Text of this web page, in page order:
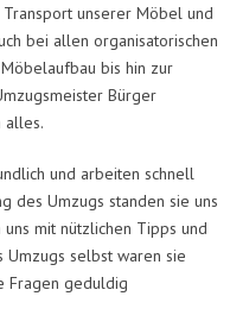
unserer Möbel und
bei allen organisatorischen
bis hin zur
Bürger
alles.
und arbeiten schnell
des Umzugs standen sie uns
mit nützlichen Tipps und
Umzugs selbst waren sie
Fragen geduldig